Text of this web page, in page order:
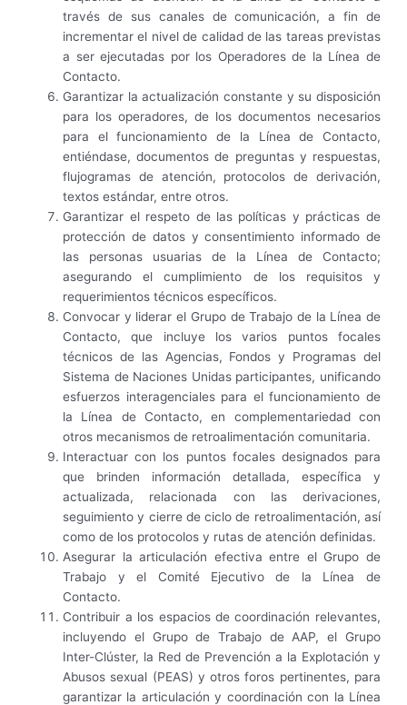
través de sus canales de comunicación, a fin de
incrementar el nivel de calidad de las tareas previstas
a ser ejecutadas por los Operadores de la Línea de
Contacto.
Garantizar la actualización constante y su disposición
para los operadores, de los documentos necesarios
para el funcionamiento de la Línea de Contacto,
entiéndase, documentos de preguntas y respuestas,
flujogramas de atención, protocolos de derivación,
textos estándar, entre otros.
Garantizar el respeto de las políticas y prácticas de
protección de datos y consentimiento informado de
las personas usuarias de la Línea de Contacto;
asegurando el cumplimiento de los requisitos y
requerimientos técnicos específicos.
Convocar y liderar el Grupo de Trabajo de la Línea de
Contacto, que incluye los varios puntos focales
técnicos de las Agencias, Fondos y Programas del
Sistema de Naciones Unidas participantes, unificando
esfuerzos interagenciales para el funcionamiento de
la Línea de Contacto, en complementariedad con
otros mecanismos de retroalimentación comunitaria.
Interactuar con los puntos focales designados para
que brinden información detallada, específica y
actualizada, relacionada con las derivaciones,
seguimiento y cierre de ciclo de retroalimentación, así
como de los protocolos y rutas de atención definidas.
Asegurar la articulación efectiva entre el Grupo de
Trabajo y el Comité Ejecutivo de la Línea de
Contacto.
Contribuir a los espacios de coordinación relevantes,
incluyendo el Grupo de Trabajo de AAP, el Grupo
Inter-Clúster, la Red de Prevención a la Explotación y
Abusos sexual (PEAS) y otros foros pertinentes, para
garantizar la articulación y coordinación con la Línea